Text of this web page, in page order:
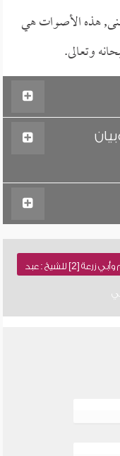
هذه الأصوات هي
وتعالى.
نسخة نصية للطباعة , شرح عقيدة أبي حاتم وأبي زرعة [2] للشيخ : عبد